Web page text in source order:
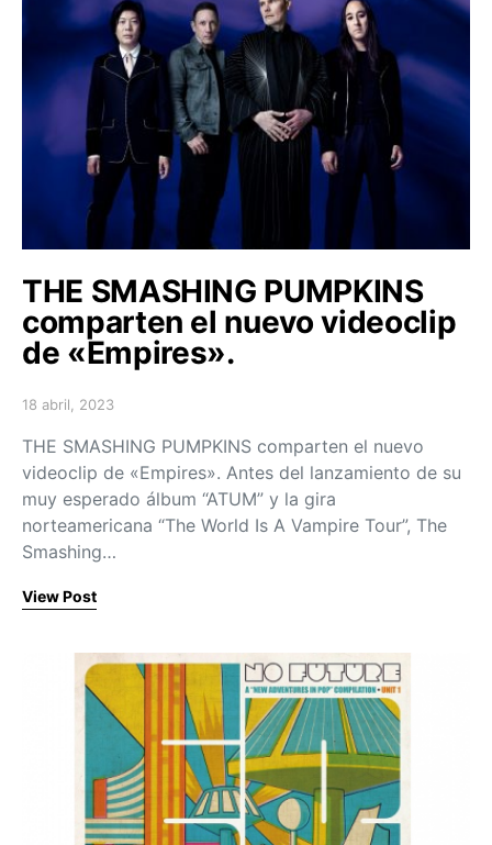
THE SMASHING PUMPKINS
comparten el nuevo videoclip
de «Empires».
Posted on
18 abril, 2023
THE SMASHING PUMPKINS comparten el nuevo
videoclip de «Empires». Antes del lanzamiento de su
muy esperado álbum “ATUM” y la gira
norteamericana “The World Is A Vampire Tour”, The
Smashing…
View Post